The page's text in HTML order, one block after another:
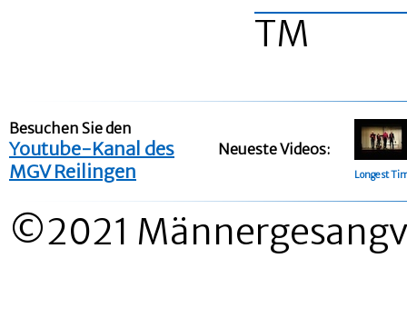
TM
Besuchen Sie den
Youtube-Kanal des
MGV Reilingen
Neueste Videos:
Longest
©2021